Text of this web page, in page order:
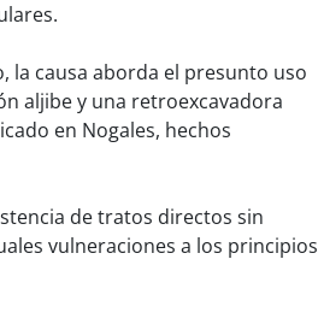
la causa aborda el presunto uso
aljibe y una retroexcavadora
en Nogales, hechos
de tratos directos sin
vulneraciones a los principios